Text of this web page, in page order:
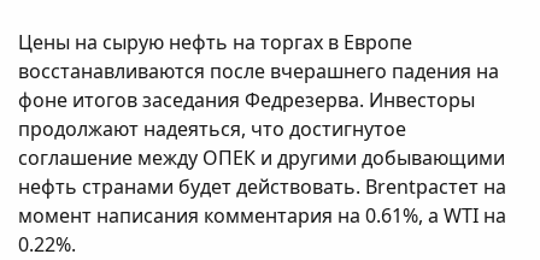
Цены на сырую нефть на торгах в Европе
восстанавливаются после вчерашнего падения на
фоне итогов заседания Федрезерва. Инвесторы
продолжают надеяться, что достигнутое
соглашение между ОПЕК и другими добывающими
нефть странами будет действовать. Brentрастет на
момент написания комментария на 0.61%, а WTI на
0.22%.